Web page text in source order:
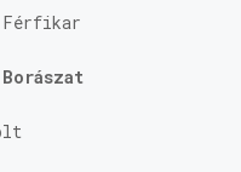
Férfikar